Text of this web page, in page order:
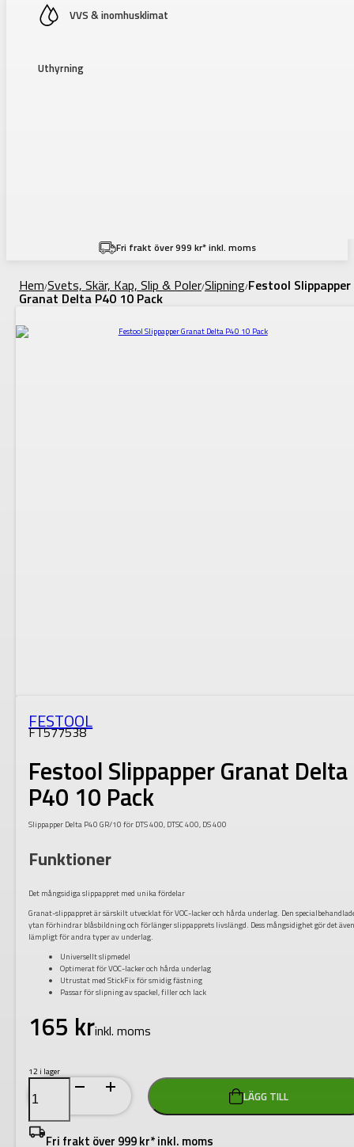
VVS & inomhusklimat
Uthyrning
Fri frakt över 999 kr* inkl. moms
Hem/Svets, Skär, Kap, Slip & Poler/Slipning/Festool Slippapper
Granat Delta P40 10 Pack
FESTOOL
FT577538
Festool Slippapper Granat Delta
P40 10 Pack
Slippapper Delta P40 GR/10 för DTS 400, DTSC 400, DS 400
Funktioner
Det mångsidiga slippappret med unika fördelar
Granat-slippappret är särskilt utvecklat för VOC-lacker och hårda underlag. Den
ytan förhindrar blåsbildning och förlänger slippapprets livslängd. Dess mångsidighet gör det
lämpligt för andra typer av underlag.
Universellt slipmedel
Optimerat för VOC-lacker och hårda underlag
Utrustat med StickFix för smidig fästning
Passar för slipning av spackel, filler och lack
165 krinkl. moms
12 i lager
Festool
Slippapper
Granat
Delta
P40
10
LÄGG TILL
Fri frakt över 999 kr* inkl. moms